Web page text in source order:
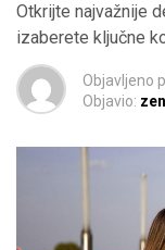
Otkrijte najvažnije
izaberete ključne
Objavljeno
Objavio: